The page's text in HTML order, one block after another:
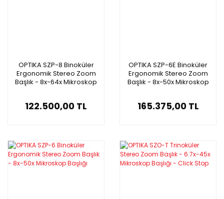
OPTIKA SZP-8 Binoküler
Ergonomik Stereo Zoom
Başlık - 8x-64x Mikroskop
122.500,00 TL
OPTIKA SZP-6E Binoküler
Ergonomik Stereo Zoom
Başlık - 8x-50x Mikroskop
165.375,00 TL